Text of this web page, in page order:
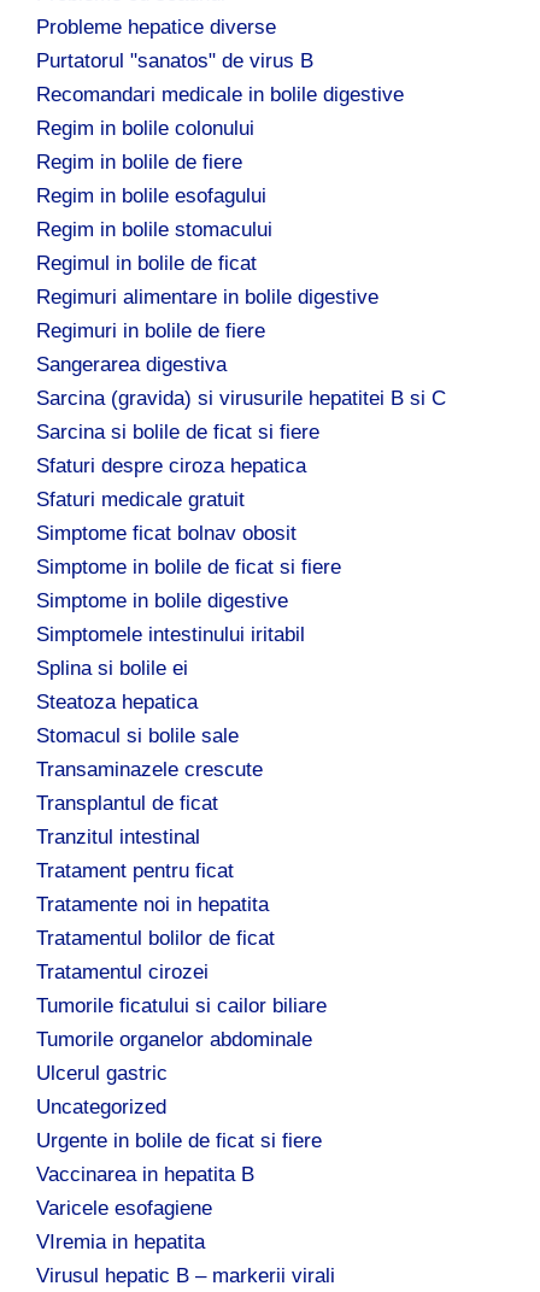
Probleme hepatice diverse
Purtatorul "sanatos" de virus B
Recomandari medicale in bolile digestive
Regim in bolile colonului
Regim in bolile de fiere
Regim in bolile esofagului
Regim in bolile stomacului
Regimul in bolile de ficat
Regimuri alimentare in bolile digestive
Regimuri in bolile de fiere
Sangerarea digestiva
Sarcina (gravida) si virusurile hepatitei B si C
Sarcina si bolile de ficat si fiere
Sfaturi despre ciroza hepatica
Sfaturi medicale gratuit
Simptome ficat bolnav obosit
Simptome in bolile de ficat si fiere
Simptome in bolile digestive
Simptomele intestinului iritabil
Splina si bolile ei
Steatoza hepatica
Stomacul si bolile sale
Transaminazele crescute
Transplantul de ficat
Tranzitul intestinal
Tratament pentru ficat
Tratamente noi in hepatita
Tratamentul bolilor de ficat
Tratamentul cirozei
Tumorile ficatului si cailor biliare
Tumorile organelor abdominale
Ulcerul gastric
Uncategorized
Urgente in bolile de ficat si fiere
Vaccinarea in hepatita B
Varicele esofagiene
VIremia in hepatita
Virusul hepatic B – markerii virali